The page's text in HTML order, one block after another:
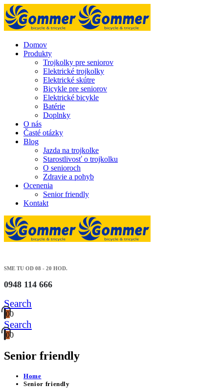
Domov
Produkty
Trojkolky pre seniorov
Elektrické trojkolky
Elektrické skútre
Bicykle pre seniorov
Elektrické bicykle
Batérie
Doplnky
O nás
Časté otázky
Blog
Jazda na trojkolke
Starostlivosť o trojkolku
O senioroch
Zdravie a pohyb
Ocenenia
Senior friendly
Kontakt
SME TU OD 08 - 20 HOD.
0948 114 666
Search
00
Search
00
Senior friendly
Home
Senior friendly